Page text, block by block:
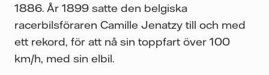
1886. År 1899 satte den belgiska
racerbilsföraren Camille Jenatzy till och med
ett rekord, för att nå sin toppfart över 100
km/h, med sin elbil.